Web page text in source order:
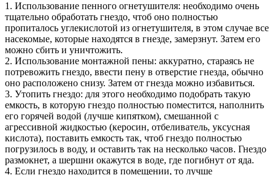
1. Использование пенного огнетушителя: необходимо очень
тщательно обработать гнездо, чтоб оно полностью
пропиталось углекислотой из огнетушителя, в этом случае все
насекомые, которые находятся в гнезде, замерзнут. Затем его
можно сбить и уничтожить.
2. Использование монтажной пены: аккуратно, стараясь не
потревожить гнездо, ввести пену в отверстие гнезда, обычно
оно расположено снизу. Затем от гнезда можно избавиться.
3. Утопить гнездо: для этого необходимо подобрать такую
емкость, в которую гнездо полностью поместится, наполнить
его горячей водой (лучше кипятком), смешанной с
агрессивной жидкостью (керосин, отбеливатель, уксусная
кислота), поставить емкость так, чтоб гнездо полностью
погрузилось в воду, и оставить так на несколько часов. Гнездо
размокнет, а шершни окажутся в воде, где погибнут от яда.
4. Если гнездо находится в помещении, то лучше